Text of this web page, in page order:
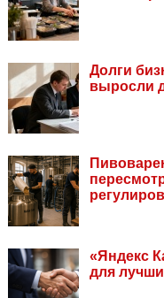
Долги
выросли
«Яндекс
для